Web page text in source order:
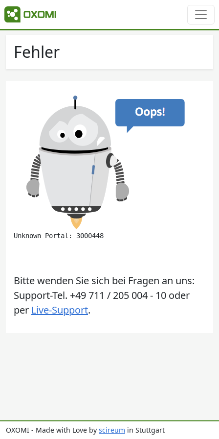
Fehler
Unknown Portal: 3000448
Bitte wenden Sie sich bei Fragen an uns:
Support-Tel. +49 711 / 205 004 - 10 oder
per Live-Support.
OXOMI - Made with Love by scireum in Stuttgart